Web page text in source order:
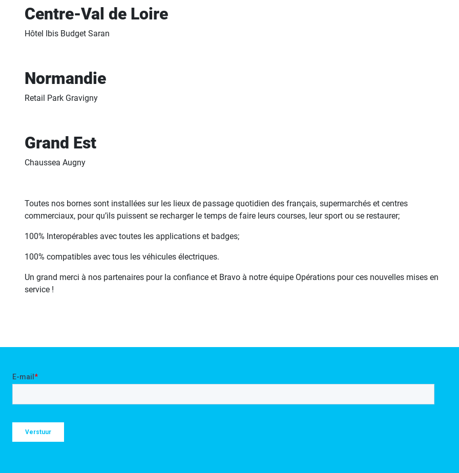
Centre-Val de Loire
Hôtel Ibis Budget Saran
Normandie
Retail Park Gravigny
Grand Est
Chaussea Augny
Toutes nos bornes sont installées sur les lieux de passage quotidien des français, supermarchés et centres
commerciaux, pour qu’ils puissent se recharger le temps de faire leurs courses, leur sport ou se restaurer;
100% Interopérables avec toutes les applications et badges;
100% compatibles avec tous les véhicules électriques.
Un grand merci à nos partenaires pour la confiance et Bravo à notre équipe Opérations pour ces nouvelles mises en
service !